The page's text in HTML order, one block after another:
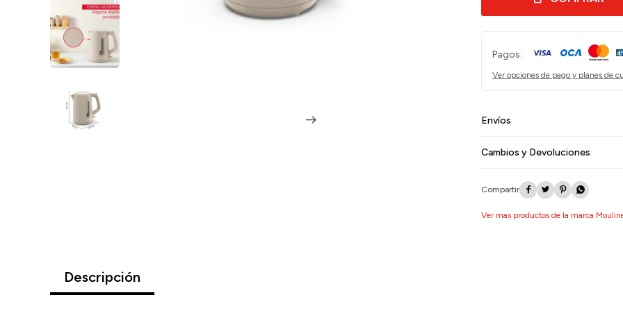
Pagos:
Ver opciones de pago y planes de
Envíos
Cambios y Devoluciones
   
Ver mas productos de la marca
Descripción